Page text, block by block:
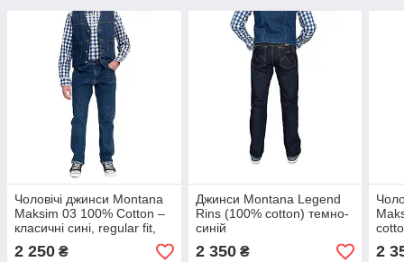
Чоловічі джинси Montana
Maksim 03 100% Cotton –
класичні сині, regular fit,
без блискавки на кишенях
2 250 ₴
Джинси Montana Legend
Rins (100% cotton) темно-
синій
2 350₴ 2